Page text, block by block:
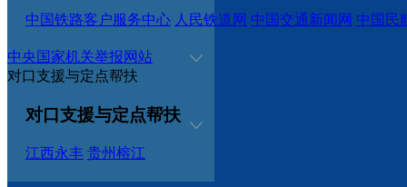
中国铁路客户服务中心 人民铁道网 中国交通新闻网 中国民
中央国家机关举报网站
对口支援与定点帮扶
对口支援与定点帮扶
江西永丰 贵州榕江